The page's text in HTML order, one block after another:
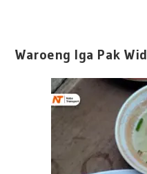
Waroeng Iga Pak Wid